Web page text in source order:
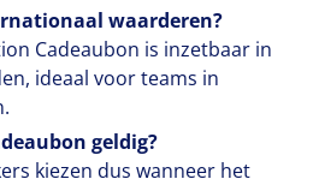
waarderen?
Cadeaubon is inzetbaar in
ideaal voor teams in
geldig?
kiezen dus wanneer het